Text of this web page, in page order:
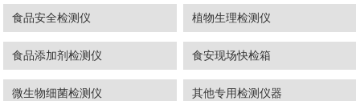
食品安全检测仪 植物生理检测仪
食品添加剂检测仪 食安现场快检箱
微生物细菌检测仪 其他专用检测仪器